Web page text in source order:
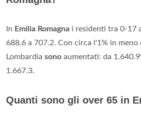
In Emilia Romagna i residenti tra 0-17
688.6 a 707.2. Con circa l'1% in meno
Lombardia sono aumentati: da
1.667.3.
Quanti sono gli over 65 in